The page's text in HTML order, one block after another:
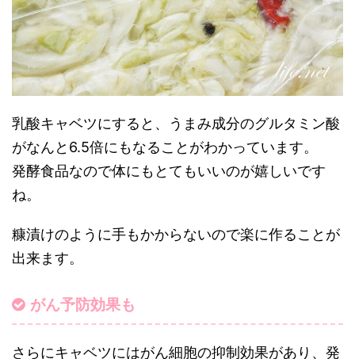
乳酸キャベツにすると、うまみ成分のグルタミン酸
がなんと6.5倍にもなることがわかっています。
発酵食品なので体にもとてもいいのが嬉しいです
ね。
糠漬けのように手もかからないので楽に作ることが
出来ます。
がん予防効果も
さらにキャベツにはがん細胞の抑制効果があり、発